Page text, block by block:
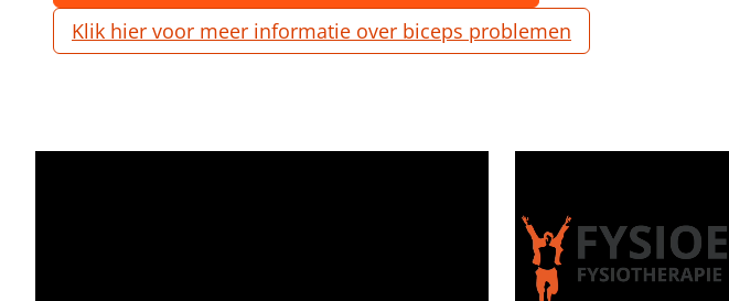
Klik hier voor meer informatie over biceps problemen